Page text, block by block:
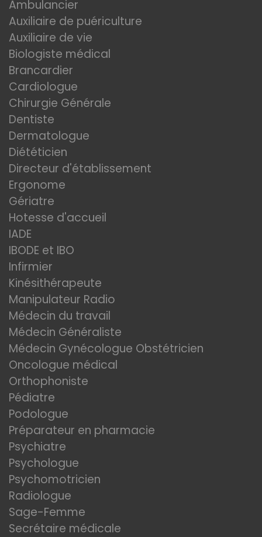
Ambulancier
Auxiliaire de puériculture
Auxiliaire de vie
Biologiste médical
Brancardier
Cardiologue
Chirurgie Générale
Dentiste
Dermatologue
Diététicien
Directeur d'établissement
Ergonome
Gériatre
Hotesse d'accueil
IADE
IBODE et IBO
Infirmier
Kinésithérapeute
Manipulateur Radio
Médecin du travail
Médecin Généraliste
Médecin Gynécologue Obstétricien
Oncologue médical
Orthophoniste
Pédiatre
Podologue
Préparateur en pharmacie
Psychiatre
Psychologue
Psychomotricien
Radiologue
Sage-Femme
Secrétaire médicale